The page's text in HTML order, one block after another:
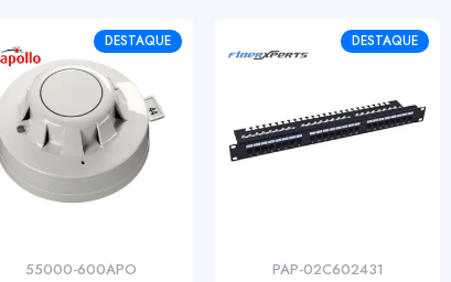
DESTAQUE
55000-600APO
DESTAQUE
PAP-02C602431